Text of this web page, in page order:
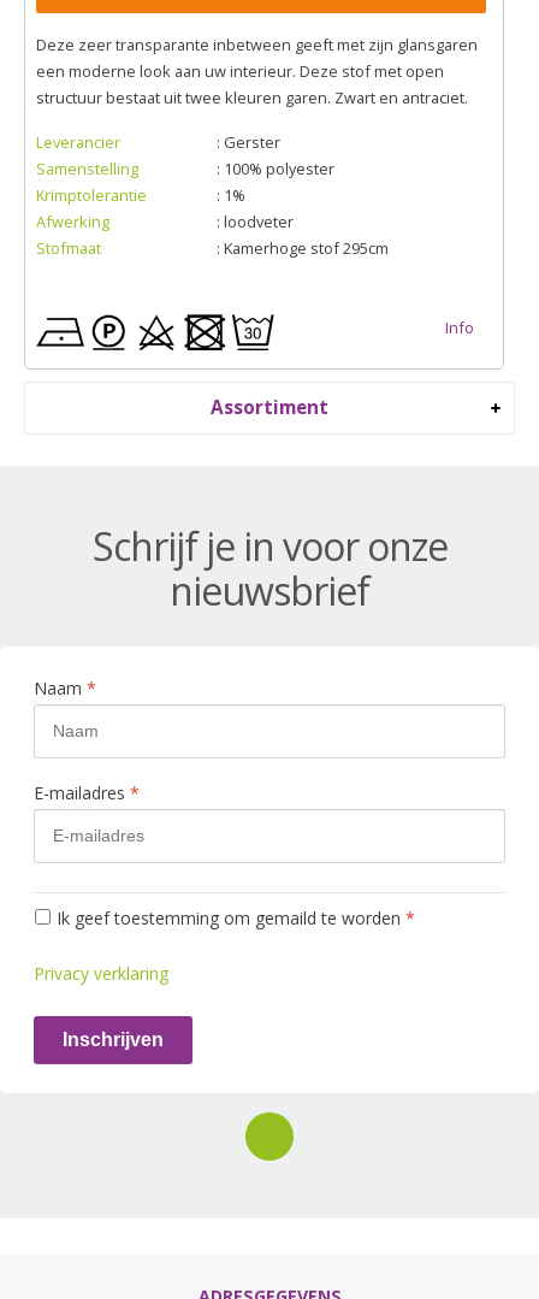
Assortiment
Deze zeer transparante inbetween geeft met zijn glansgaren
een moderne look aan uw interieur. Deze stof met open
structuur bestaat uit twee kleuren garen. Zwart en antraciet.
Leverancier
: Gerster
Samenstelling
: 100% polyester
Krimptolerantie
: 1%
Afwerking
: loodveter
Stofmaat
: Kamerhoge stof 295cm
Info
Schrijf je in voor onze
nieuwsbrief
Naam *
E-mailadres *
Ik geef toestemming om gemaild te worden *
Privacy verklaring
Inschrijven